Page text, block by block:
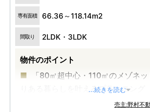
専有面積 66.36～118.14m2
間取り 2LDK・3LDK
物件のポイント
「80㎡超中心・110㎡のメゾネ
りある暮らしを叶えるプランニング
「住居系地域＆3方接道角地」
...続きを読む
売主:野村不